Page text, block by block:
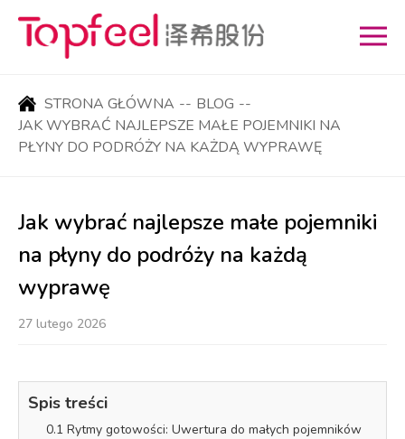
STRONA GŁÓWNA -- BLOG --
JAK WYBRAĆ NAJLEPSZE MAŁE POJEMNIKI NA
PŁYNY DO PODRÓŻY NA KAŻDĄ WYPRAWĘ
Jak wybrać najlepsze małe pojemniki
na płyny do podróży na każdą
wyprawę
27 lutego 2026
Spis treści
0.1 Rytmy gotowości: Uwertura do małych pojemników